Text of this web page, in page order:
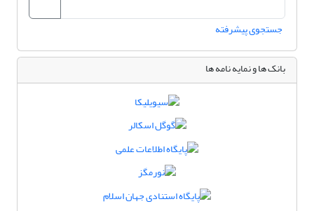
جستجوی پیشرفته
بانک ها و نمایه نامه ها